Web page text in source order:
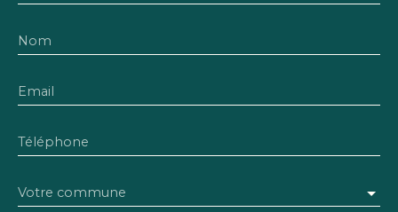
Nom
Email
Téléphone
Votre commune